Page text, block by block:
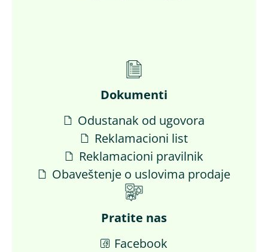
Dokumenti
Odustanak od ugovora
Reklamacioni list
Reklamacioni pravilnik
Obaveštenje o uslovima prodaje
Pratite nas
Facebook